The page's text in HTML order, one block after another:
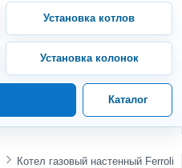
Установка котлов
Установка колонок
Каталог
Котел газовый настенный Ferroli